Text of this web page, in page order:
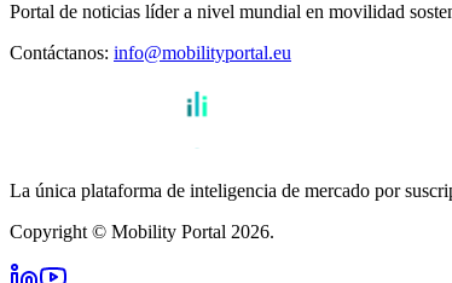
Portal de noticias líder a nivel mundial en movilidad
Contáctanos: info@mobilityportal.eu
La única plataforma de inteligencia de mercado por
Copyright © Mobility Portal 2026.